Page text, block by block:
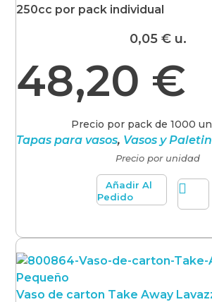
250cc por pack individual
0,05 €u.
48,20 €
Precio por pack de 1000
Tapas para vasos, Vasos y
Precio por unidad
Añadir Al
Pedido
Vaso de carton Take Away